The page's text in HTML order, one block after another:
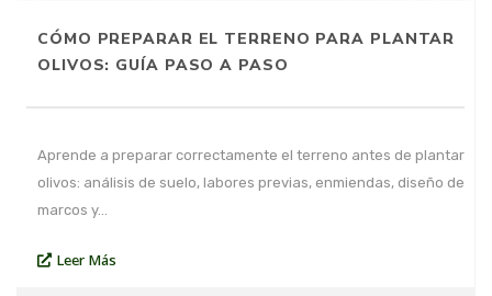
CÓMO PREPARAR EL TERRENO PARA PLANTAR
OLIVOS: GUÍA PASO A PASO
Aprende a preparar correctamente el terreno antes de plantar
olivos: análisis de suelo, labores previas, enmiendas, diseño de
marcos y…
Leer Más